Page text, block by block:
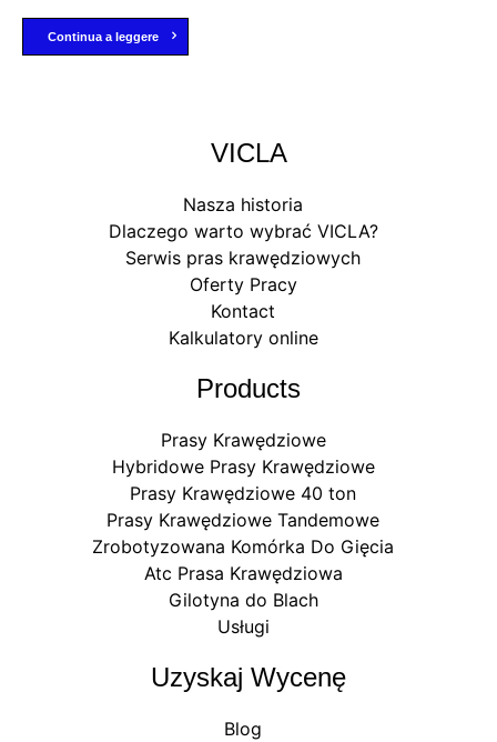
Continua a leggere
VICLA
Nasza historia
Dlaczego warto wybrać VICLA?
Serwis pras krawędziowych
Oferty Pracy
Kontact
Kalkulatory online
Products
Prasy Krawędziowe
Hybridowe Prasy Krawędziowe
Prasy Krawędziowe 40 ton
Prasy Krawędziowe Tandemowe
Zrobotyzowana Komórka Do Gięcia
Atc Prasa Krawędziowa
Gilotyna do Blach
Usługi
Uzyskaj Wycenę
Blog